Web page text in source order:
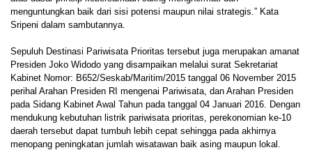
menguntungkan baik dari sisi potensi maupun nilai strategis.” Kata
Sripeni dalam sambutannya.
Sepuluh Destinasi Pariwisata Prioritas tersebut juga merupakan amanat
Presiden Joko Widodo yang disampaikan melalui surat Sekretariat
Kabinet Nomor: B652/Seskab/Maritim/2015 tanggal 06 November 2015
perihal Arahan Presiden RI mengenai Pariwisata, dan Arahan Presiden
pada Sidang Kabinet Awal Tahun pada tanggal 04 Januari 2016. Dengan
mendukung kebutuhan listrik pariwisata prioritas, perekonomian ke-10
daerah tersebut dapat tumbuh lebih cepat sehingga pada akhirnya
menopang peningkatan jumlah wisatawan baik asing maupun lokal.